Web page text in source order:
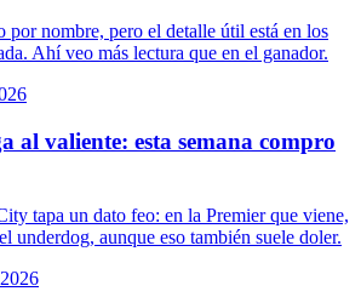
por nombre, pero el detalle útil está en los
Ahí veo más lectura que en el ganador.
al valiente: esta semana compro
tapa un dato feo: en la Premier que viene,
underdog, aunque eso también suele doler.